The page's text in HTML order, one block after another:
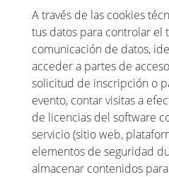
A través de las cookies
tus datos para controlar el
comunicación de datos,
acceder a partes de
solicitud de inscripción o
evento, contar visitas a
de licencias del software
servicio (sitio web,
elementos de seguridad
almacenar contenidos